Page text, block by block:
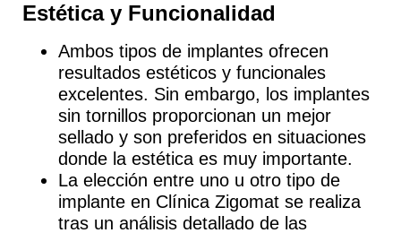
Estética y Funcionalidad
Ambos tipos de implantes ofrecen
resultados estéticos y funcionales
excelentes. Sin embargo, los implantes
sin tornillos proporcionan un mejor
sellado y son preferidos en situaciones
donde la estética es muy importante.
La elección entre uno u otro tipo de
implante en Clínica Zigomat se realiza
tras un análisis detallado de las